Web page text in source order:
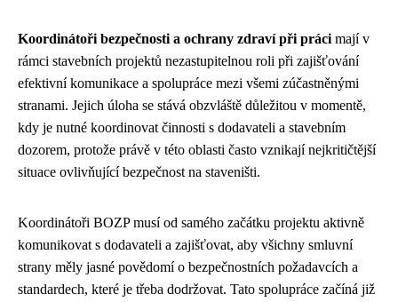
Koordinátoři bezpečnosti a ochrany zdraví při práci mají v
rámci stavebních projektů nezastupitelnou roli při zajišťování
efektivní komunikace a spolupráce mezi všemi zúčastněnými
stranami. Jejich úloha se stává obzvláště důležitou v momentě,
kdy je nutné koordinovat činnosti s dodavateli a stavebním
dozorem, protože právě v této oblasti často vznikají nejkritičtější
situace ovlivňující bezpečnost na staveništi.
Koordinátoři BOZP musí od samého začátku projektu aktivně
komunikovat s dodavateli a zajišťovat, aby všichny smluvní
strany měly jasné povědomí o bezpečnostních požadavcích a
standardech, které je třeba dodržovat. Tato spolupráce začíná již